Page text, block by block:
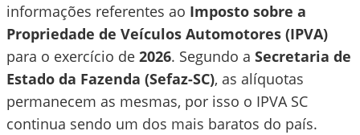
informações referentes ao Imposto sobre a
Propriedade de Veículos Automotores (IPVA)
para o exercício de 2026. Segundo a Secretaria de
Estado da Fazenda (Sefaz-SC), as alíquotas
permanecem as mesmas, por isso o IPVA SC
continua sendo um dos mais baratos do país.